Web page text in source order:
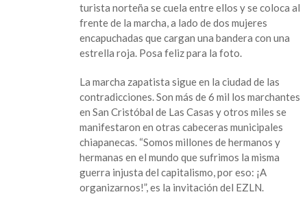
turista norteña se cuela entre ellos y se coloca al
frente de la marcha, a lado de dos mujeres
encapuchadas que cargan una bandera con una
estrella roja. Posa feliz para la foto.
La marcha zapatista sigue en la ciudad de las
contradicciones. Son más de 6 mil los marchantes
en San Cristóbal de Las Casas y otros miles se
manifestaron en otras cabeceras municipales
chiapanecas. “Somos millones de hermanos y
hermanas en el mundo que sufrimos la misma
guerra injusta del capitalismo, por eso: ¡A
organizarnos!”, es la invitación del EZLN.